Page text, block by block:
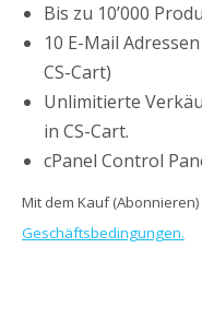
Bis zu 10’000
10 E-Mail
CS-Cart)
Unlimitierte
in CS-Cart.
cPanel Control
Mit dem Kauf
Geschäftsbedingungen.